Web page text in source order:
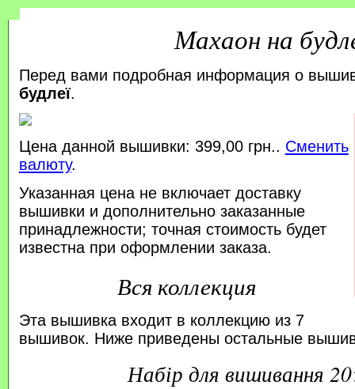
Махаон на
Перед вами подробная информация о
будлеї.
Цена данной вышивки: 399,00 грн.. Сменить
валюту.
Указанная цена не включает доставку
вышивки и дополнительно заказанные
принадлежности; точная стоимость будет
известна при оформлении заказа.
Вся коллекция
Эта вышивка входит в коллекцию из 7
вышивок. Ниже приведены остальные
набір для вишивання